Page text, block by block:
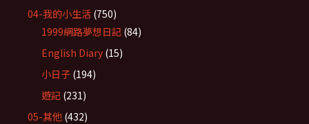
04-我的小生活 (750)
1999網路夢想日記 (84)
English Diary (15)
小日子 (194)
遊記 (231)
05-其他 (432)